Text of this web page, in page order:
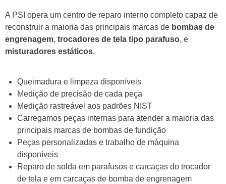
A PSI opera um centro de reparo interno completo capaz de
reconstruir a maioria das principais marcas de bombas de
engrenagem, trocadores de tela tipo parafuso, e
misturadores estáticos.
Queimadura e limpeza disponíveis
Medição de precisão de cada peça
Medição rastreável aos padrões NIST
Carregamos peças internas para atender a maioria das
principais marcas de bombas de fundição
Peças personalizadas e trabalho de máquina
disponíveis
Reparo de solda em parafusos e carcaças do trocador
de tela e em carcaças de bomba de engrenagem